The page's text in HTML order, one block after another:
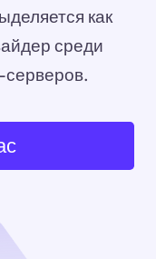
как
среди
серверов.